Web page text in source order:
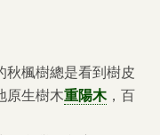
秋楓樹總是看到樹皮
原生樹木重陽木，百